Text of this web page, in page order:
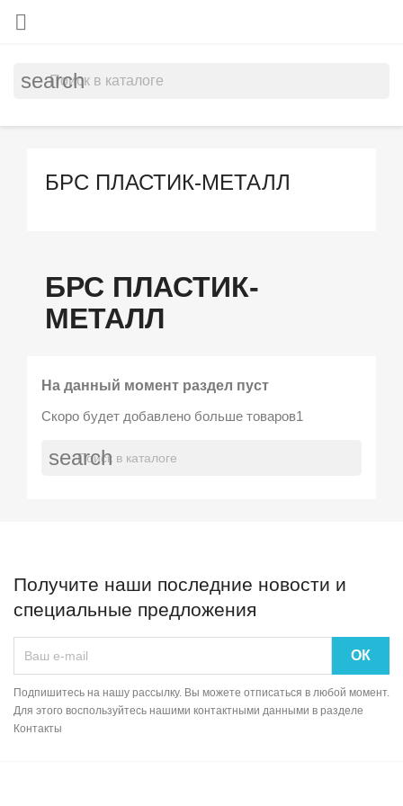

search
БРС ПЛАСТИК-МЕТАЛЛ
БРС ПЛАСТИК-
МЕТАЛЛ
На данный момент раздел пуст
Скоро будет добавлено больше товаров1
search
Получите наши последние новости и
специальные предложения
Подпишитесь на нашу рассылку. Вы можете отписаться в любой момент.
Для этого воспользуйтесь нашими контактными данными в разделе
Контакты